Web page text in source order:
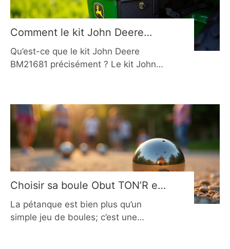
avec l’évolution constante des
technologies mécaniques et la
diversification des usages, il devient
plus crucial que
Comment le kit John Deere
BM21681 améliore l’entretien de
votre pelouse en 2026
Qu’est-ce que le kit John Deere
BM21681 précisément ? Le kit John
d’éjection spécialement conçue pour
optimiser le système de ramassage
Power Flow™ de John Deere.
Contrairement aux goulottes
standard, celle-ci intègre des
caractéristiques techniques
spécifiques qui améliorent
significativement l’efficacité du
ramassage
Choisir sa boule Obut TON’R en
2026 : le guide complet
La pétanque est bien plus qu’un
simple jeu de boules; c’est une